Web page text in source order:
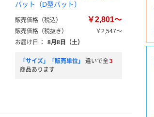
バット（D型バット）
販売価格（税込） ￥2,801～
販売価格（税抜き）
￥2,547～
お届け日
： 8月8日（土）
「サイズ」「販売単位」 違いで全3
商品あります